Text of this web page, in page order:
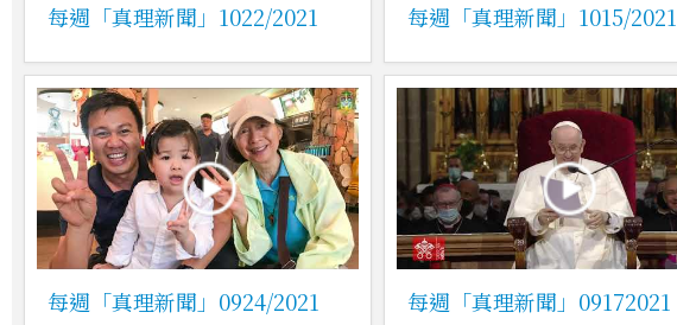
每週「真理新聞」1022/2021 每週「真理新聞」1015/2021
每週「真理新聞」0924/2021 每週「真理新聞」09172021